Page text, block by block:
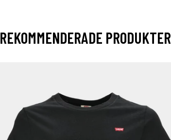
REKOMMENDERADE PRODUKTER